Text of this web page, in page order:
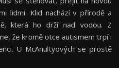
lidmi. Klid nachází v přírodě a
která ho drží nad vodou. Z
že kromě otce autismem trpí i
U McAnultyových se prostě